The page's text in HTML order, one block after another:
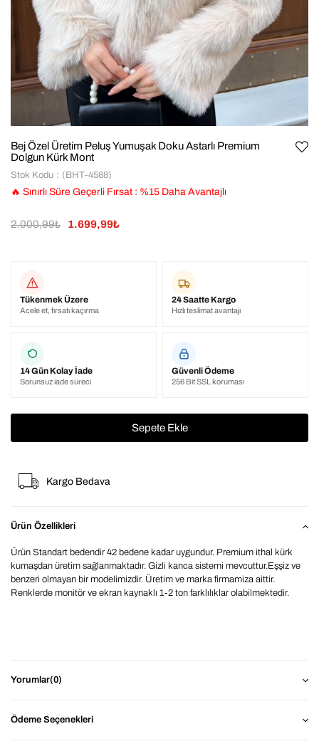
Bej Özel Üretim Peluş Yumuşak Doku Astarlı Premium
Dolgun Kürk Mont
Stok Kodu (BHT-4588)
🔥 Sınırlı Süre Geçerli Fırsat : %15 Daha Avantajlı
2.000,99₺ 1.699,99₺
Tükenmek Üzere
Acele et, fırsatı kaçırma
24 Saatte Kargo
Hızlı teslimat avantajı
14 Gün Kolay İade
Sorunsuz iade süreci
Güvenli Ödeme
256 Bit SSL koruması
Kargo Bedava
Ürün Özellikleri
Ürün Standart bedendir 42 bedene kadar uygundur. Premium ithal kürk
kumaşdan üretim sağlanmaktadır. Gizli kanca sistemi mevcuttur.Eşşiz ve
benzeri olmayan bir modelimizdir. Üretim ve marka firmamiza aittir.
Renklerde monitör ve ekran kaynaklı 1-2 ton farklılıklar olabilmektedir.
Yorumlar(0)
Ödeme Seçenekleri